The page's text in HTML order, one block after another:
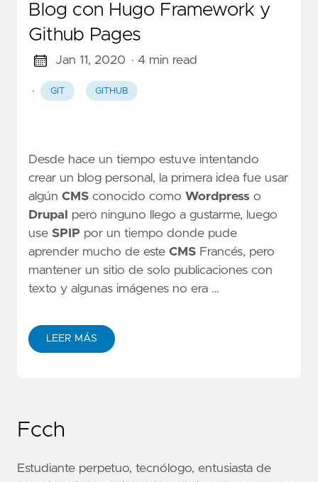
Blog con Hugo Framework y
Github Pages
Jan 11, 2020 · 4 min read
· GIT GITHUB
Desde hace un tiempo estuve intentando
crear un blog personal, la primera idea fue usar
algún CMS conocido como Wordpress o
Drupal
pero ninguno llego a gustarme, luego
use SPIP por un tiempo donde pude
aprender mucho de este CMS Francés, pero
mantener un sitio de solo publicaciones con
texto y algunas imágenes no era …
LEER MÁS
Fcch
Estudiante perpetuo, tecnólogo, entusiasta de